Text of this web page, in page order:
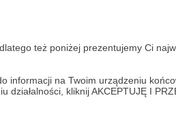
też poniżej prezentujemy Ci
informacji na Twoim urządzeniu
kliknij AKCEPTUJĘ I